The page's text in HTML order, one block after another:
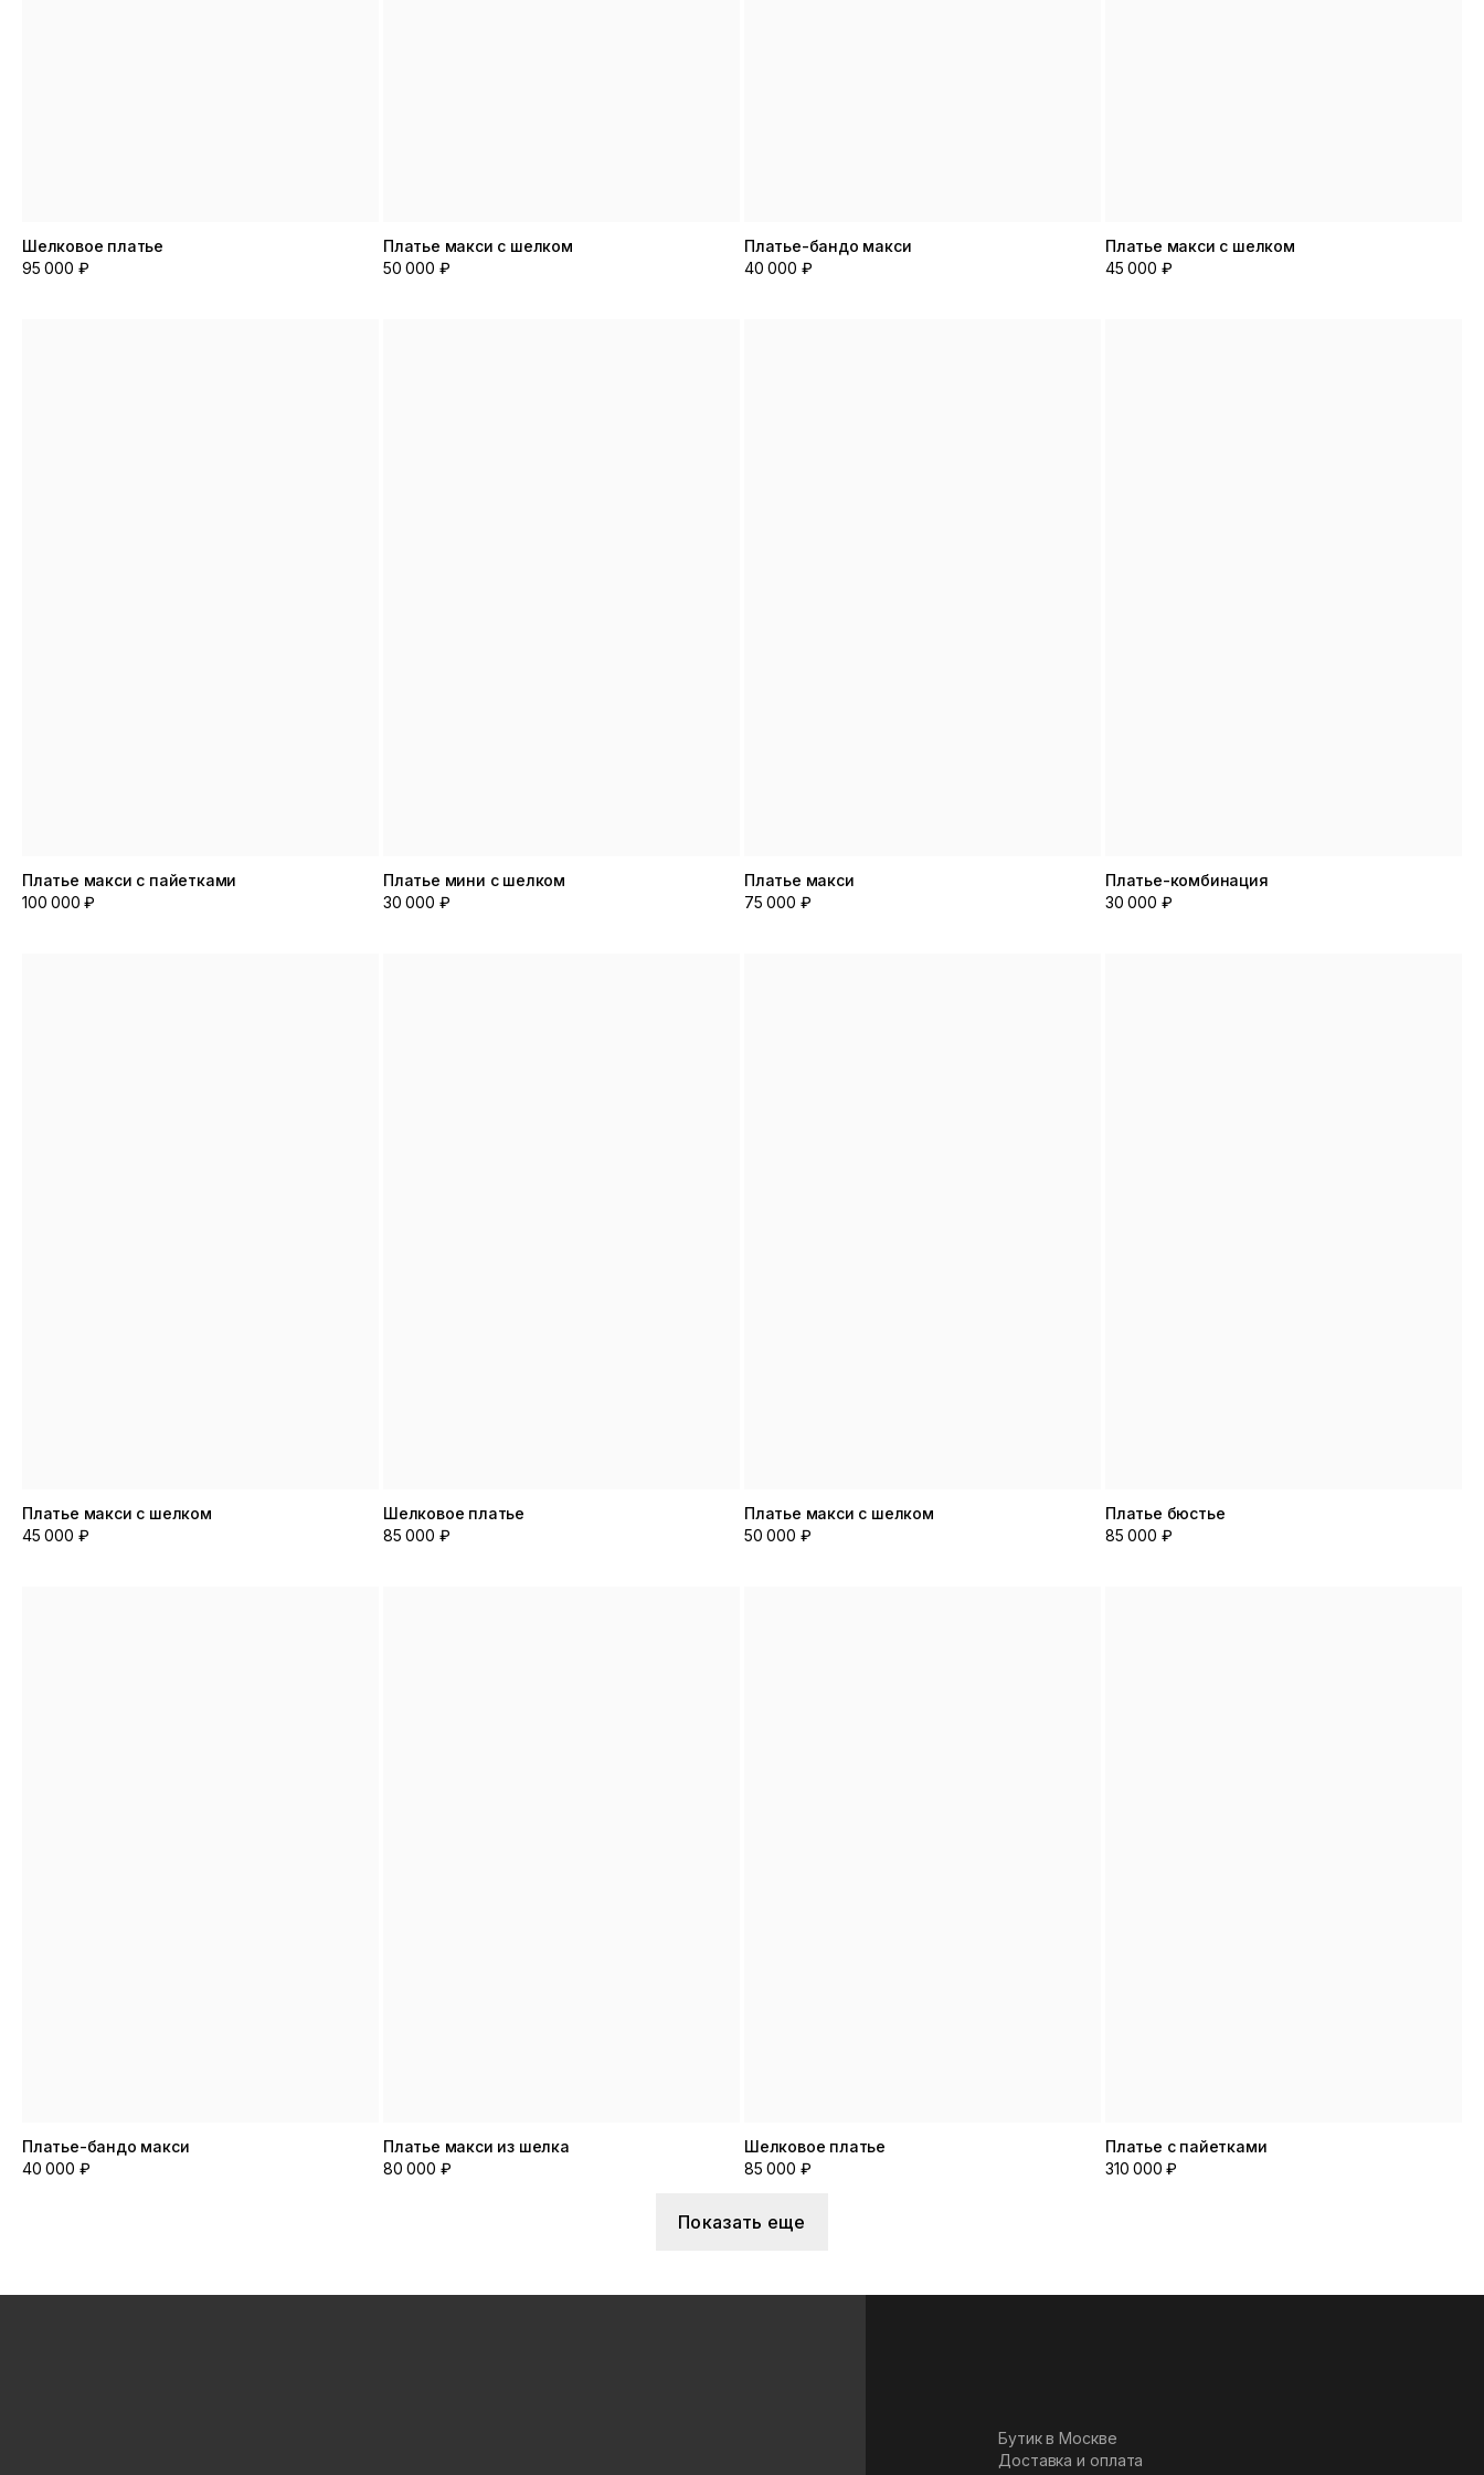
Шелковое платье
95 000 ₽
Платье макси с шелком
50 000 ₽
Платье-бандо макси
40 000 ₽
Платье макси с шелком
45 000 ₽
Платье макси с пайетками
100 000 ₽
Платье мини с шелком
30 000 ₽
Платье макси
75 000 ₽
Платье-комбинация
30 000 ₽
Платье макси с шелком
45 000 ₽
Шелковое платье
85 000 ₽
Платье макси с шелком
50 000 ₽
Платье бюстье
85 000 ₽
Платье-бандо макси
40 000 ₽
Платье макси из шелка
80 000 ₽
Шелковое платье
85 000 ₽
Платье с пайетками
310 000 ₽
Показать еще
Бутик в Москве
Доставка и оплата